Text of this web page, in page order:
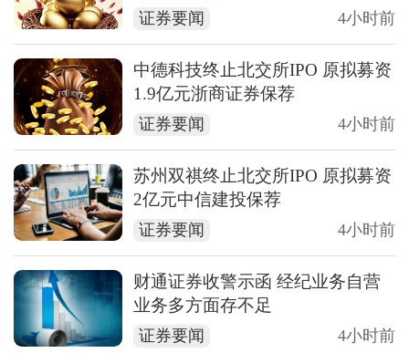
证券要闻 4小时前
中德科技终止北交所IPO 原拟募资
1.9亿元浙商证券保荐
证券要闻 4小时前
苏州双祺终止北交所IPO 原拟募资
2亿元中信建投保荐
证券要闻 4小时前
财通证券收警示函 经纪业务自营
业务多方面存不足
证券要闻 4小时前